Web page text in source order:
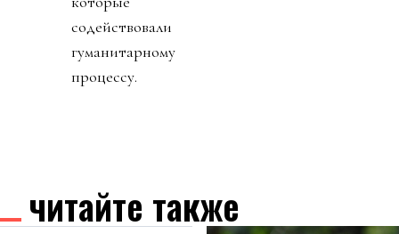
содействовали
гуманитарному
процессу.
читайте также